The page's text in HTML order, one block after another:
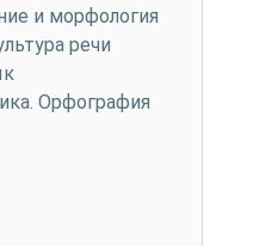
и морфология
речи
Орфография